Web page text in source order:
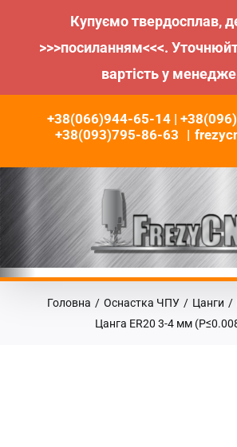
Купуємо твердосплав,
>>>посиланням<<<.
вартість у
+38(066)944-65-14 |
+38(093)795-86-63 |
Головна / Оснастка ЧПУ / Цанги /
Цанга ER20 3-4 мм